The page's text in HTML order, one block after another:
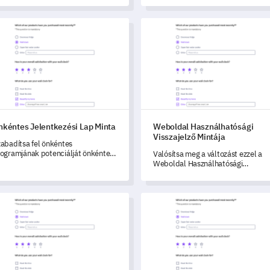
Jelentkezési Lap Minta
Jelentkezési Lap Minta
fel önkéntes
potenciálját önkéntes
Weboldal Használhatósági
Weboldal Használhatósági
Visszajelző Mintája
Valósítsa meg a változást ezzel a
Weboldal Használhatósági
felhasználói észrevételek
Kapcsolatfelvételi Űrlap SablonFelhasználói Élmény